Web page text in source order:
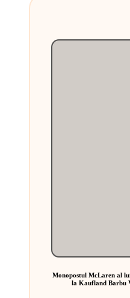
Monopostul McLaren al
la Kaufland Barbu